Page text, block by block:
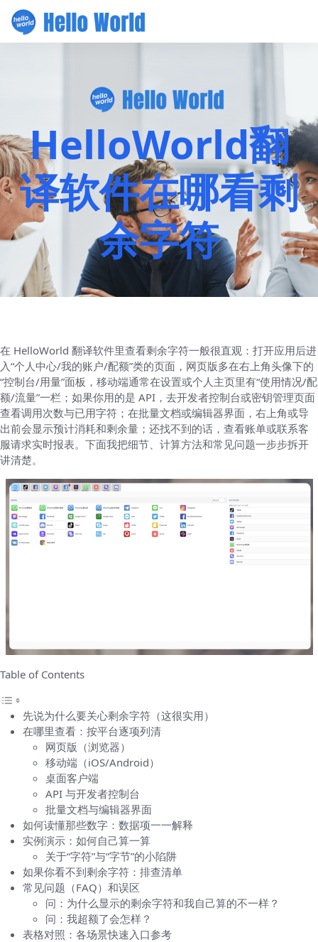
HelloWorld翻
译软件在哪看剩
余字符
在 HelloWorld 翻译软件里查看剩余字符一般很直观：打开应用后进
入“个人中心/我的账户/配额”类的页面，网页版多在右上角头像下的
“控制台/用量”面板，移动端通常在设置或个人主页里有“使用情况/配
额/流量”一栏；如果你用的是 API，去开发者控制台或密钥管理页面
查看调用次数与已用字符；在批量文档或编辑器界面，右上角或导
出前会显示预计消耗和剩余量；还找不到的话，查看账单或联系客
服请求实时报表。下面我把细节、计算方法和常见问题一步步拆开
讲清楚。
Table of Contents
先说为什么要关心剩余字符（这很实用）
在哪里查看：按平台逐项列清
网页版（浏览器）
移动端（iOS/Android）
桌面客户端
API 与开发者控制台
批量文档与编辑器界面
如何读懂那些数字：数据项一一解释
实例演示：如何自己算一算
关于“字符”与“字节”的小陷阱
如果你看不到剩余字符：排查清单
常见问题（FAQ）和误区
问：为什么显示的剩余字符和我自己算的不一样？
问：我超额了会怎样？
表格对照：各场景快速入口参考